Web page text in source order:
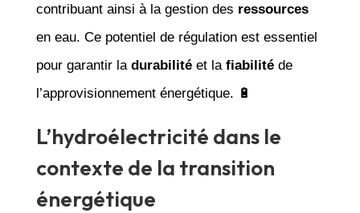
contribuant ainsi à la gestion des ressources
en eau. Ce potentiel de régulation est essentiel
pour garantir la durabilitéet la fiabilitéde
l’approvisionnement énergétique. 🔋
L’hydroélectricité dans le
contexte de la transition
énergétique